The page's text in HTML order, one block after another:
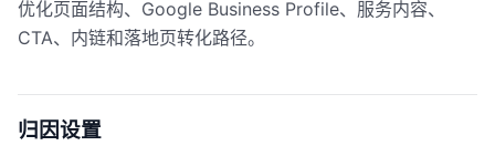
优化页面结构、Google Business Profile、服务内容、
CTA、内链和落地页转化路径。
归因设置